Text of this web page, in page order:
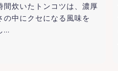
間炊いたトンコツは、濃厚
の中にクセになる風味を
…